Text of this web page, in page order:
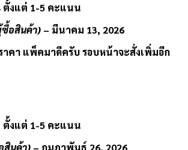
ตั้งแต่ 1-5 คะแนน
อสินค้า) – มีนาคม 13, 2026
าคา แพ็คมาดีครับ รอบหน้าจะสั่งเพิ่มอีก
ตั้งแต่ 1-5 คะแนน
สินค้า) – กุมภาพันธ์ 26, 2026